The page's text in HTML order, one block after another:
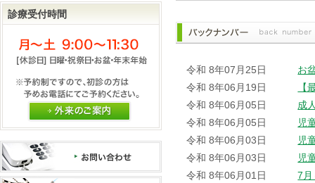
令和 8年07月25日
お
令和 8年06月19日
令和 8年06月05日
成
令和 8年06月05日
児
令和 8年06月03日
児
令和 8年06月03日
児
令和 8年06月01日
7月
診療受付時間